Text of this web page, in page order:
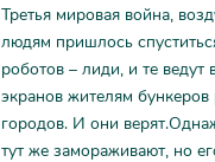
Третья мировая война,
людям пришлось
роботов – лиди, и те
экранов жителям
городов. И они
тут же замораживают, но